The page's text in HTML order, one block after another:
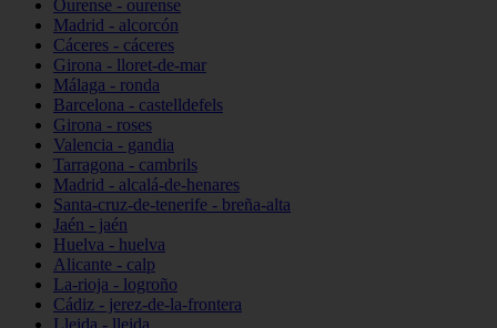
Ourense - ourense
Madrid - alcorcón
Cáceres - cáceres
Girona - lloret-de-mar
Málaga - ronda
Barcelona - castelldefels
Girona - roses
Valencia - gandia
Tarragona - cambrils
Madrid - alcalá-de-henares
Santa-cruz-de-tenerife - breña-alta
Jaén - jaén
Huelva - huelva
Alicante - calp
La-rioja - logroño
Cádiz - jerez-de-la-frontera
Lleida - lleida